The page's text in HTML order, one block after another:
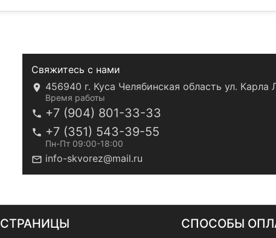
Свяжитесь с нами
456940 г. Куса Челябинская область ул. Карла
Время работы
+7 (904) 801-33-33
+7 (351) 543-39-55
Пн-Пт 09:00-18:00
info-skvorez@mail.ru
СТРАНИЦЫ СПОСОБЫ